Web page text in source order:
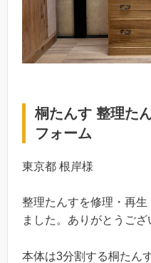
桐たんす 整理た
フォーム
東京都 根岸様
整理たんすを修理・再
ました。ありがとうござ
本体は3分割する桐たん